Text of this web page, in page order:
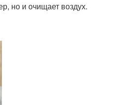
но и очищает воздух.